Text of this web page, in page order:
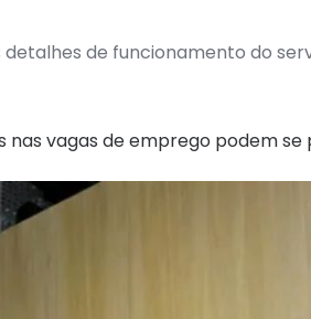
de funcionamento do
vagas de emprego podem se